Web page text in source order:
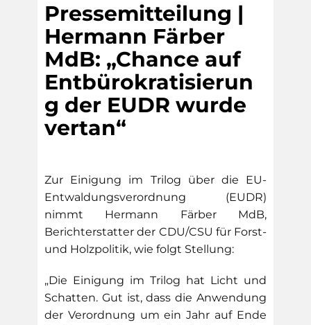
Pressemitteilung |
Hermann Färber
MdB: „Chance auf
Entbürokratisierun
g der EUDR wurde
vertan“
Zur Einigung im Trilog über die EU-
Entwaldungsverordnung (EUDR)
nimmt Hermann Färber MdB,
Berichterstatter der CDU/CSU für Forst-
und Holzpolitik, wie folgt Stellung:
„Die Einigung im Trilog hat Licht und
Schatten. Gut ist, dass die Anwendung
der Verordnung um ein Jahr auf Ende